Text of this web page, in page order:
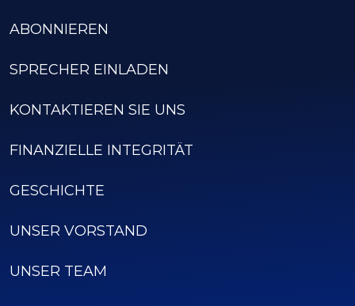
ABONNIEREN
SPRECHER EINLADEN
KONTAKTIEREN SIE UNS
FINANZIELLE INTEGRITÄT
GESCHICHTE
UNSER VORSTAND
UNSER TEAM